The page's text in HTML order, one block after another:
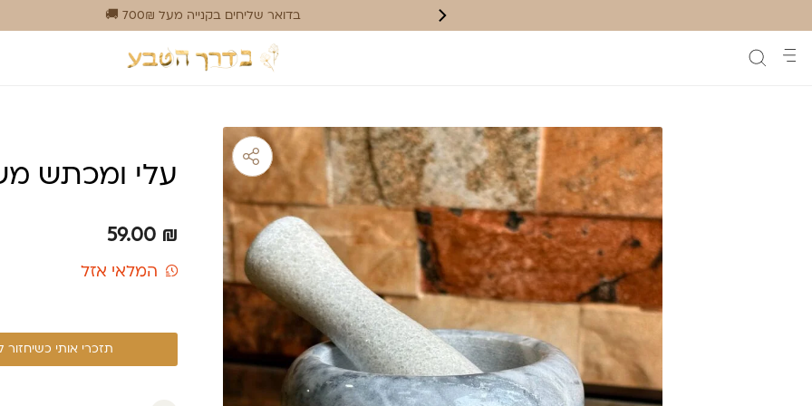
בדואר שליחים בקנייה מעל 700₪ 🚚
עלי ומכתש
59.00 ₪
המלאי אזל
תזכרי אותי כשיחזור